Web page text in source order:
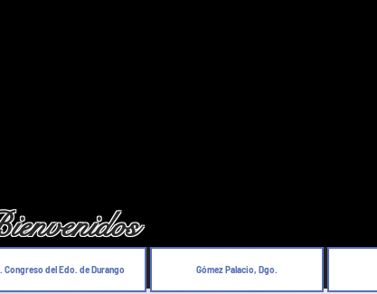
Congreso del Edo. de Durango Gómez Palacio, Dgo.